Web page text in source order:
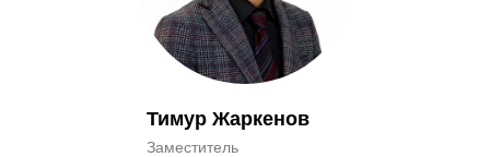
Тимур Жаркенов
Заместитель